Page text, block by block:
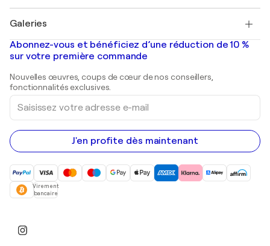
Banksy
Mr. Brainwash
Shepard Fairey
Tableaux abstraits à vendre
Peintures de paysage
Estampes
Peintures acryliques
Galeries
Galeries d'art en France
Galeries d'art en Belgique
Abonnez-vous et bénéficiez d’une réduction de 10 %
sur votre première commande
Nouvelles œuvres, coups de cœur de nos conseillers,
fonctionnalités exclusives.
Saisissez
votre
adresse
e-
mail
J'en profite dès maintenant
Virement
bancaire